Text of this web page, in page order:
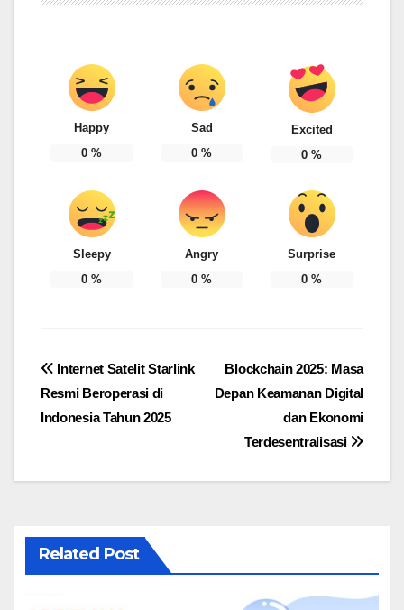
Happy
0 %
Sad
0 %
Excited
0 %
Sleepy
0 %
Angry
0 %
Surprise
0 %
Post
navigation
Blockchain 2025: Masa
Depan Keamanan Digital
dan Ekonomi
Terdesentralisasi
Internet Satelit Starlink
Resmi Beroperasi di
Indonesia Tahun 2025
Related Post